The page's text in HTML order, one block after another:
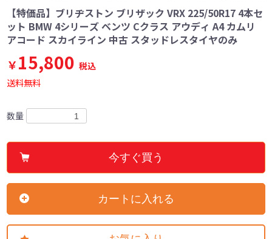
【特価品】ブリヂストン ブリザック VRX 225/50R17 4本セ
ット BMW 4シリーズ ベンツ Cクラス アウディ A4 カムリ
アコード スカイライン 中古 スタッドレスタイヤのみ
￥15,800 税込
送料無料
数量
今すぐ買う
カートに入れる